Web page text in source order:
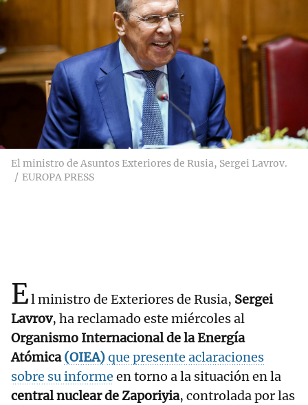
El ministro de Asuntos Exteriores de Rusia, Sergei Lavrov.
EUROPA PRESS
El ministro de Exteriores de Rusia, Sergei
Lavrov, ha reclamado este miércoles al
Organismo Internacional de la Energía
Atómica(OIEA)que presente aclaraciones
sobre su informe en torno a la situación en la
central nuclear de Zaporiyia, controlada por las